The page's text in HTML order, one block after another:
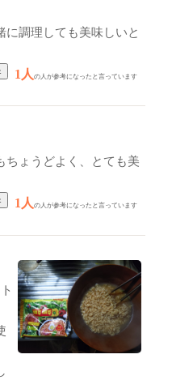
に調理しても美味しいと
1人の人が参考になったと言っています
ちょうどよく、とても美
1人の人が参考になったと言っています